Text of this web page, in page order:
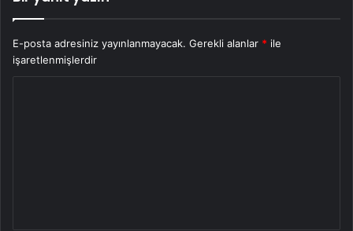
E-posta adresiniz yayınlanmayacak. Gerekli alanlar * ile
işaretlenmişlerdir